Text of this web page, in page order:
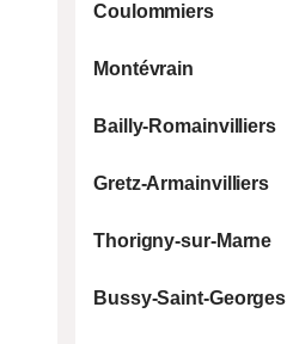
Coulommiers
Montévrain
Bailly-Romainvilliers
Gretz-Armainvilliers
Thorigny-sur-Marne
Bussy-Saint-Georges